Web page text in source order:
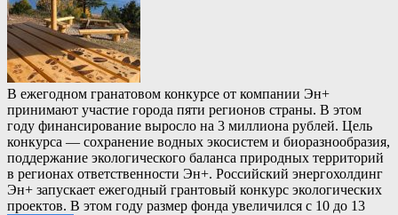
В ежегодном гранатовом конкурсе от компании Эн+
принимают участие города пяти регионов страны. В этом
году финансирование выросло на 3 миллиона рублей. Цель
конкурса — сохранение водных экосистем и биоразнообразия,
поддержание экологического баланса природных территорий
в регионах ответственности Эн+. Российский энергохолдинг
Эн+ запускает ежегодный грантовый конкурс экологических
проектов. В этом году размер фонда увеличился с 10 до 13